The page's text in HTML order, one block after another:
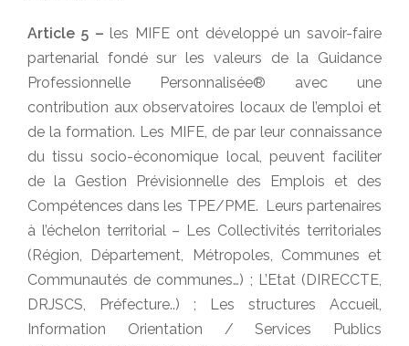
Article 5 – les MIFE ont développé un savoir-faire
partenarial fondé sur les valeurs de la Guidance
Professionnelle Personnalisée® avec une
contribution aux observatoires locaux de l’emploi et
de la formation. Les MIFE, de par leur connaissance
du tissu socio-économique local, peuvent faciliter
de la Gestion Prévisionnelle des Emplois et des
Compétences dans les TPE/PME. Leurs partenaires
à l’échelon territorial – Les Collectivités territoriales
(Région, Département, Métropoles, Communes et
Communautés de communes…) ; L’Etat (DIRECCTE,
DRJSCS, Préfecture..) ; Les structures Accueil,
Information Orientation / Services Publics